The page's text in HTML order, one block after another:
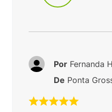
Por Fernanda
De Ponta